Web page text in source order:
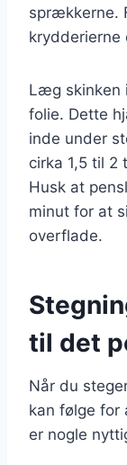
sprækkerne.
krydderierne
Læg skinken
folie. Dette
inde under
cirka 1,5 til
Husk at
minut for at
overflade.
til det
Når du
kan følge for
er nogle